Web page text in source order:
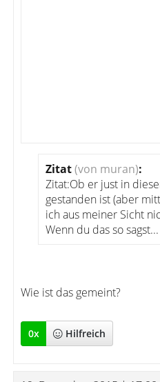
Zitat(von muran):
Zitat:Ob er just in
gestanden ist (aber
ich aus meiner Sicht
Wenn du das so
Wie ist das gemeint?
0x Hilfreich